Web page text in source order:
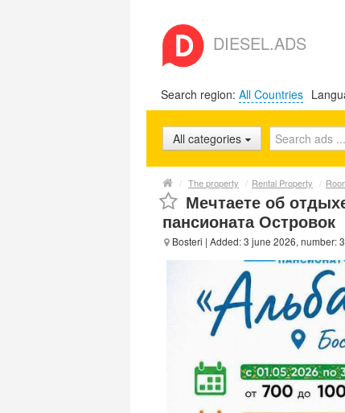
DIESEL.ADS
Search region: All Countries
All categories
/ The property / Rental Property /
Мечтаете об
пансионата Островок
Bosteri | Added: 3 june 2026, number: